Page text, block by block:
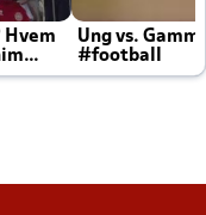
Hvem
Ung vs.
#football